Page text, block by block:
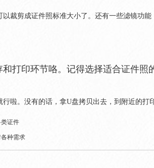
裁剪成证件照标准大小了。还有一些滤镜功能
打印环节咯。记得选择适合证件照
啦。没有的话，拿U盘拷贝出去，到附近的打
证件
种需求